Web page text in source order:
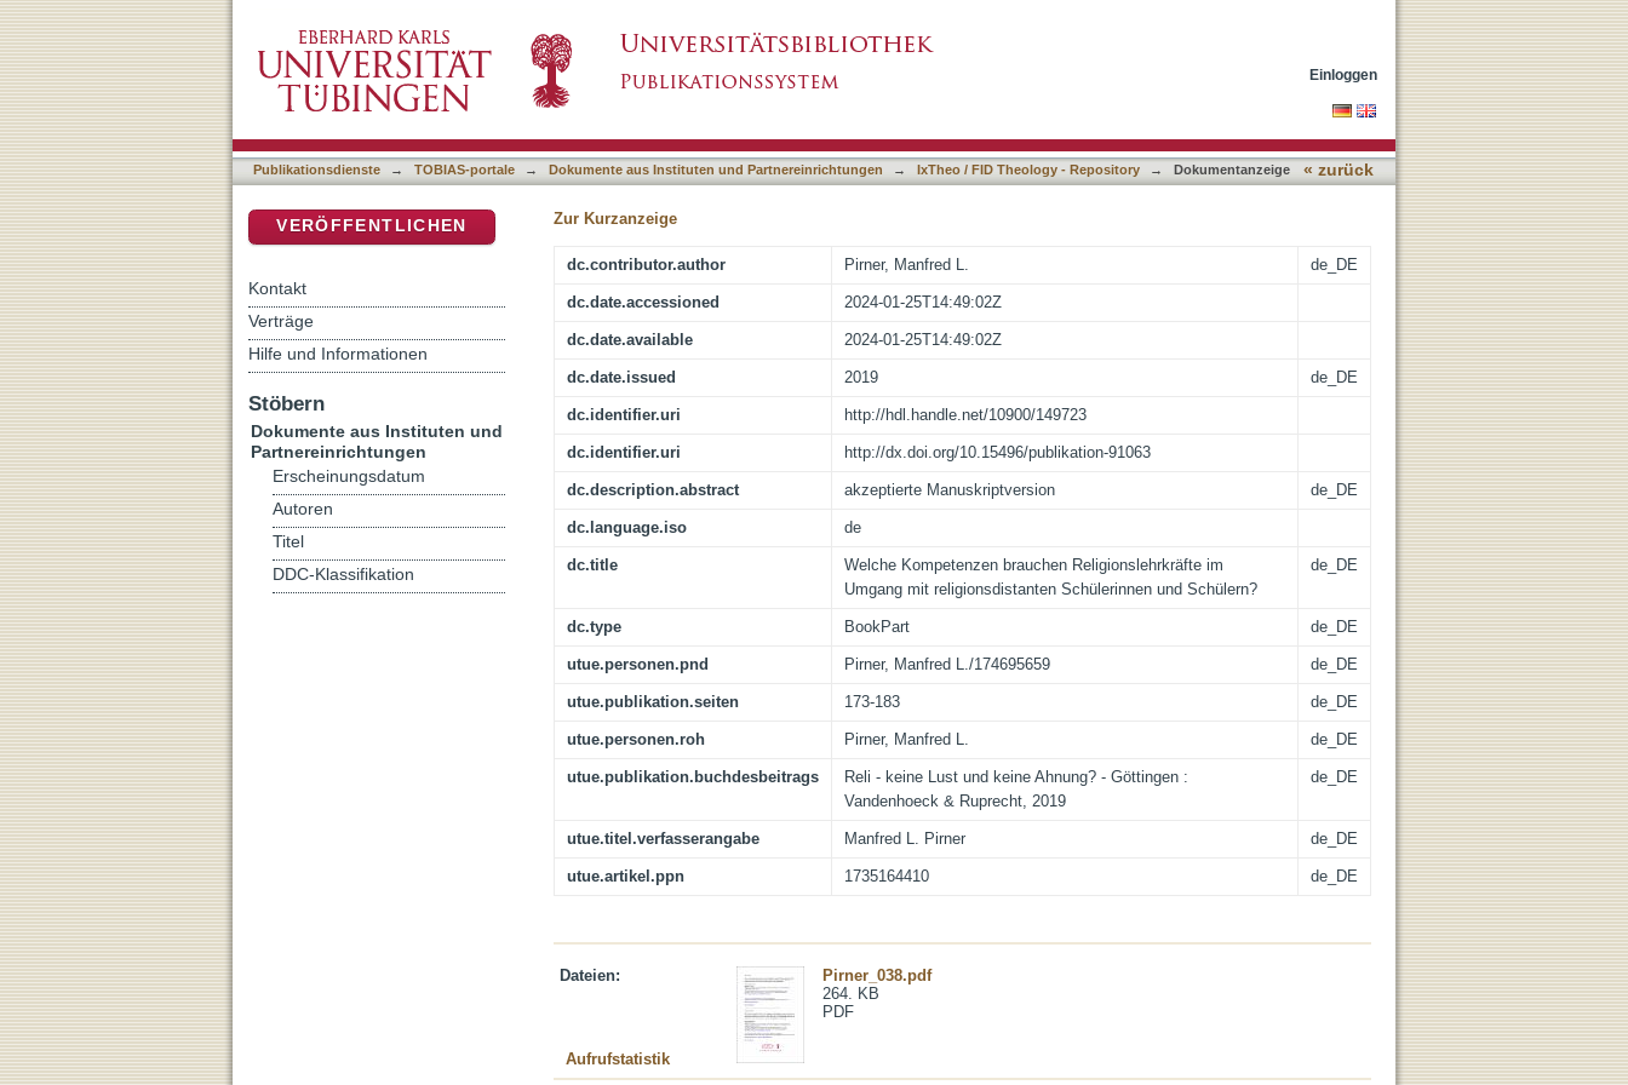
Schülerinnen und Schülern?
Einloggen
Publikationsdienste → TOBIAS-portale → Dokumente aus Instituten und Partnereinrichtungen → IxTheo / FID Theology - Repository → Dokumentanzeige « zurück
Zur Kurzanzeige
dc.contributor.author Pirner, Manfred L. de_DE
dc.date.accessioned 2024-01-25T14:49:02Z
dc.date.available 2024-01-25T14:49:02Z
dc.date.issued 2019 de_DE
dc.identifier.uri http://hdl.handle.net/10900/149723
dc.identifier.uri http://dx.doi.org/10.15496/publikation-91063
dc.description.abstract akzeptierte Manuskriptversion de_DE
dc.language.iso de
dc.title
Welche Kompetenzen brauchen Religionslehrkräfte im
Umgang mit religionsdistanten Schülerinnen und Schülern?
de_DE
dc.type BookPart de_DE
utue.personen.pnd Pirner, Manfred L./174695659 de_DE
utue.publikation.seiten 173-183 de_DE
utue.personen.roh Pirner, Manfred L. de_DE
utue.publikation.buchdesbeitrags
Reli - keine Lust und keine Ahnung? - Göttingen :
Vandenhoeck & Ruprecht, 2019
de_DE
utue.titel.verfasserangabe Manfred L. Pirner de_DE
utue.artikel.ppn 1735164410 de_DE
Dateien:
Pirner_038.pdf
264. KB
PDF
Aufrufstatistik
VERÖFFENTLICHEN
Kontakt
Verträge
Hilfe und Informationen
Stöbern
Dokumente aus Instituten und
Partnereinrichtungen
Erscheinungsdatum
Autoren
Titel
DDC-Klassifikation